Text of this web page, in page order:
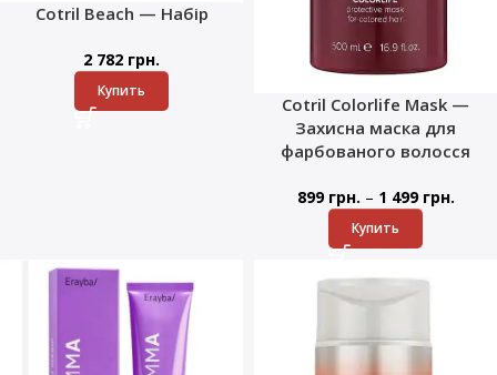
Cotril Beach — Набір
2 782 грн.
Купить
Cotril Colorlife Mask —
Захисна маска для
фарбованого волосся
899 грн. – 1 499 грн.
Купить